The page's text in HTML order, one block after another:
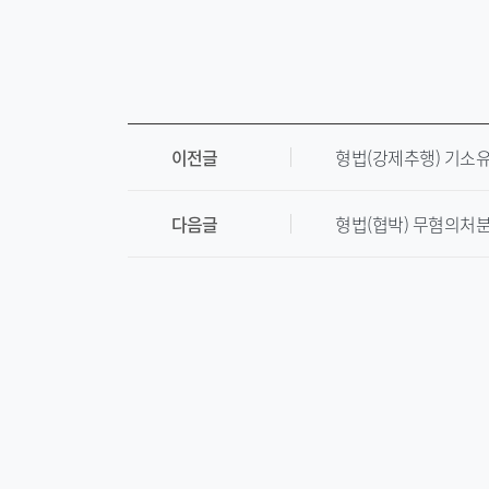
이전글 형법(강제추행) 기소
다음글 형법(협박) 무혐의처